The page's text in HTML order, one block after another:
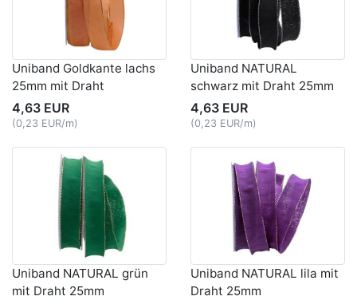
Uniband Goldkante lachs
25mm mit Draht
4,63 EUR
(0,23 EUR/m)
Uniband NATURAL
schwarz mit Draht 25mm
4,63 EUR
(0,23 EUR/m)
Uniband NATURAL grün
mit Draht 25mm
Uniband NATURAL lila mit
Draht 25mm